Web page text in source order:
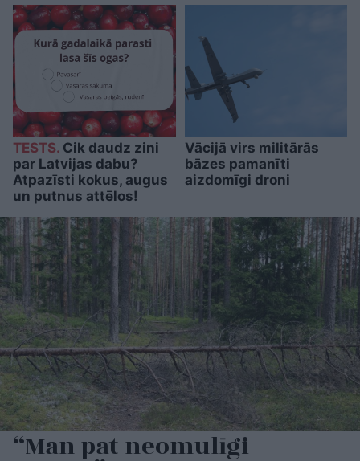
TESTS. Cik daudz zini
par Latvijas dabu?
Atpazīsti kokus, augus
un putnus attēlos!
Vācijā virs militārās
bāzes pamanīti
aizdomīgi droni
“Man pat neomulīgi